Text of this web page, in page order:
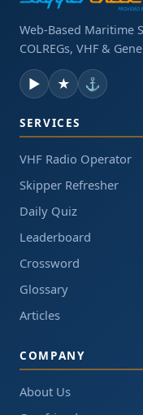
Web-Based Maritime
COLREGs, VHF &
▶ ★ ⚓
SERVICES
VHF Radio Operator
Skipper Refresher
Daily Quiz
Leaderboard
Crossword
Glossary
Articles
COMPANY
About Us